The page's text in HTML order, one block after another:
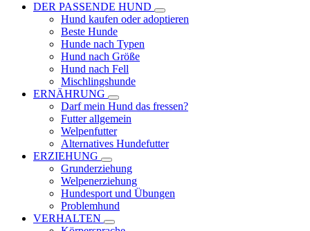
DER PASSENDE HUND
Hund kaufen oder adoptieren
Beste Hunde
Hunde nach Typen
Hund nach Größe
Hund nach Fell
Mischlingshunde
ERNÄHRUNG
Darf mein Hund das fressen?
Futter allgemein
Welpenfutter
Alternatives Hundefutter
ERZIEHUNG
Grunderziehung
Welpenerziehung
Hundesport und Übungen
Problemhund
VERHALTEN